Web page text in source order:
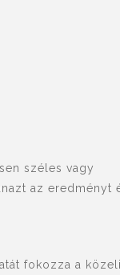
széles vagy
az eredményt
fokozza a